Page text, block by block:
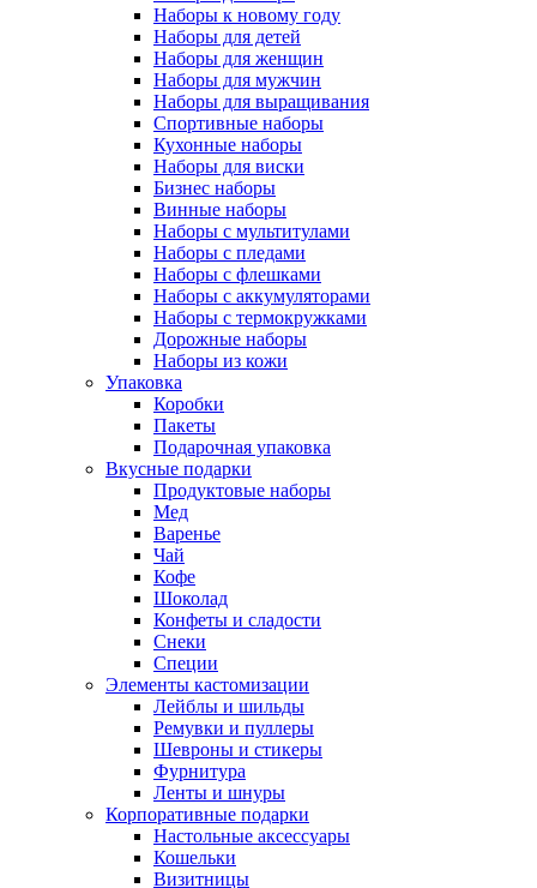
Наборы к новому году
Наборы для детей
Наборы для женщин
Наборы для мужчин
Наборы для выращивания
Спортивные наборы
Кухонные наборы
Наборы для виски
Бизнес наборы
Винные наборы
Наборы с мультитулами
Наборы с пледами
Наборы с флешками
Наборы с аккумуляторами
Наборы с термокружками
Дорожные наборы
Наборы из кожи
Упаковка
Коробки
Пакеты
Подарочная упаковка
Вкусные подарки
Продуктовые наборы
Мед
Варенье
Чай
Кофе
Шоколад
Конфеты и сладости
Снеки
Специи
Элементы кастомизации
Лейблы и шильды
Ремувки и пуллеры
Шевроны и стикеры
Фурнитура
Ленты и шнуры
Корпоративные подарки
Настольные аксессуары
Кошельки
Визитницы